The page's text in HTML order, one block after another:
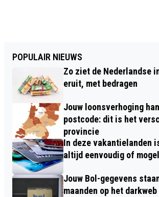
POPULAIR NIEUWS
Zo ziet de Nederlandse
eruit, met bedragen
Jouw loonsverhoging
postcode: dit is het
provincie
In deze vakantielanden
altijd eenvoudig of
Jouw Bol-gegevens
maanden op het